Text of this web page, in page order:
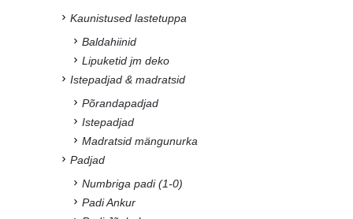
Kaunistused lastetuppa
Baldahiinid
Lipuketid jm deko
Istepadjad & madratsid
Põrandapadjad
Istepadjad
Madratsid mängunurka
Padjad
Numbriga padi (1-0)
Padi Ankur